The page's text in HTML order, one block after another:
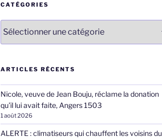
CATÉGORIES
ARTICLES RÉCENTS
Nicole, veuve de Jean Bouju, réclame la donation
qu’il lui avait faite, Angers 1503
1 août 2026
ALERTE : climatiseurs qui chauffent les voisins du